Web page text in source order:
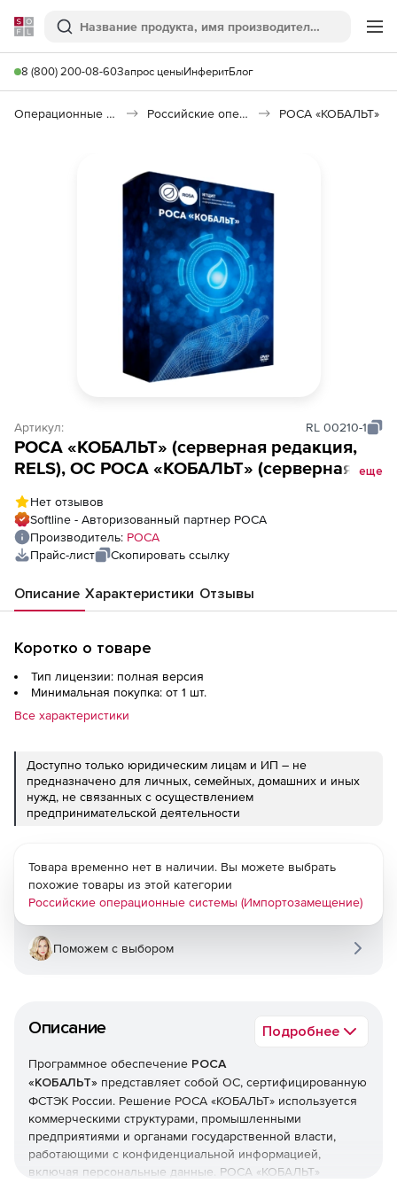
Softline
Поиск
8 (800) 200-08-60Запрос ценыИнферитБлог
Операционные системы Российские операционные системы (Импортозамещение) РОСА «КОБАЛЬТ»
Артикул: RL 00210-1
РОСА «КОБАЛЬТ» (серверная редакция,
RELS), ОС РОСА «КОБАЛЬТ» (серверная
еще
Нет отзывов
Softline - Авторизованный партнер РОСА
Производитель: РОСА
Прайс-лист
Скопировать ссылку
Описание Характеристики Отзывы
Коротко о товаре
Тип лицензии: полная версия
Минимальная покупка: от 1 шт.
Все характеристики
Доступно только юридическим лицам и ИП – не
предназначено для личных, семейных, домашних и иных
нужд, не связанных с осуществлением
предпринимательской деятельности
Описание Подробнее
Программное обеспечение РОСА
«КОБАЛЬТ» представляет собой ОС, сертифицированную
ФСТЭК России. Решение РОСА «КОБАЛЬТ» используется
коммерческими структурами, промышленными
предприятиями и органами государственной власти,
работающими с конфиденциальной информацией,
включая персональные данные. РОСА «КОБАЛЬТ»
Товара временно нет в наличии. Вы можете выбрать
похожие товары из этой категории
Российские операционные системы (Импортозамещение)
Поможем с выбором